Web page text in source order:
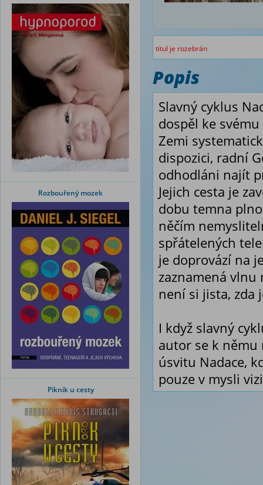
Rozbouřený mozek
Piknik u cesty
titul je rozebrán
Popis
Slavný cyklus
dospěl ke
Zemi
dispozici, radní
odhodláni najít
Jejich cesta je
dobu temna
něčím
spřátelených
je doprovází na
zaznamená
není si jista, zda
I když slavný
autor se k němu
úsvitu Nadace,
pouze v mysli